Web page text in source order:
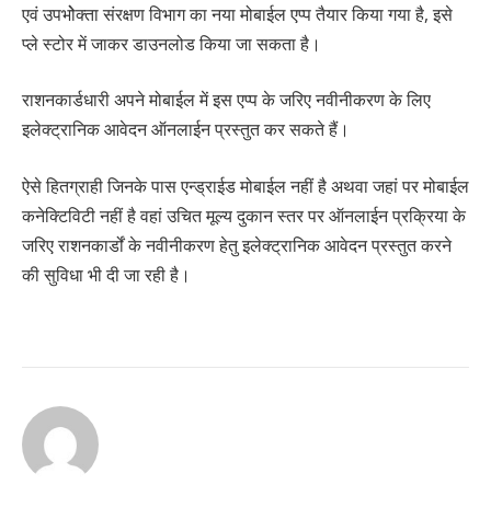
एवं उपभोेक्ता संरक्षण विभाग का नया मोबाईल एप्प तैयार किया गया है, इसे
प्ले स्टोर में जाकर डाउनलोड किया जा सकता है।
राशनकार्डधारी अपने मोबाईल में इस एप्प के जरिए नवीनीकरण के लिए
इलेक्ट्रानिक आवेदन ऑनलाईन प्रस्तुत कर सकते हैं।
ऐसे हितग्राही जिनके पास एन्ड्राईड मोबाईल नहीं है अथवा जहां पर मोबाईल
कनेक्टिविटी नहीं है वहां उचित मूल्य दुकान स्तर पर ऑनलाईन प्रक्रिया के
जरिए राशनकार्डों के नवीनीकरण हेतु इलेक्ट्रानिक आवेदन प्रस्तुत करने
की सुविधा भी दी जा रही है।